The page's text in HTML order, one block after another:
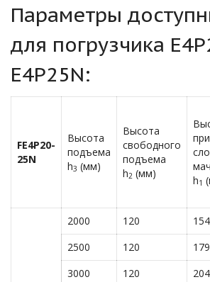
Параметры
для погрузчика
E4P25N:
FE4P20-
25N
Высота
подъема
h3 (мм)
Высота
свободного
подъема
h2 (мм)
при
h1
2000 120
2500
120
3000
120